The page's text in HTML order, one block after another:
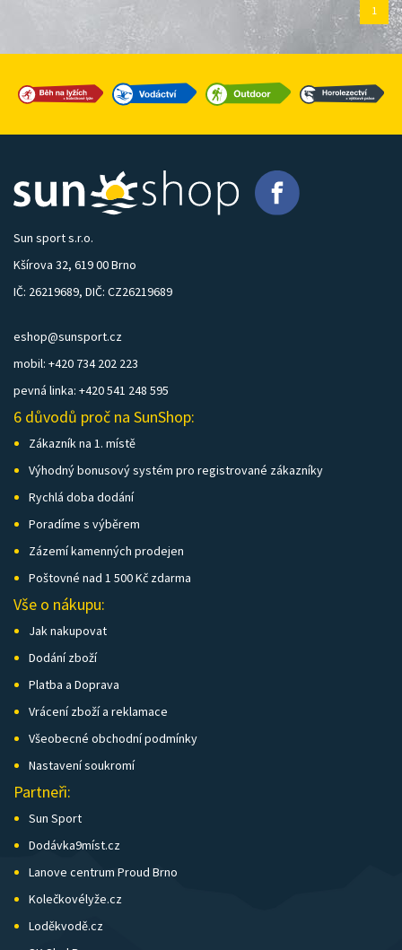
1
Sun sport s.r.o.
Kšírova 32, 619 00 Brno
IČ: 26219689, DIČ: CZ26219689
eshop@sunsport.cz
mobil: +420 734 202 223
pevná linka: +420 541 248 595
6 důvodů proč na SunShop:
Zákazník na 1. místě
Výhodný bonusový systém pro registrované zákazníky
Rychlá doba dodání
Poradíme s výběrem
Zázemí kamenných prodejen
Poštovné nad 1 500 Kč zdarma
Vše o nákupu:
Jak nakupovat
Dodání zboží
Platba a Doprava
Vrácení zboží a reklamace
Všeobecné obchodní podmínky
Nastavení soukromí
Partneři:
Sun Sport
Dodávka9míst.cz
Lanove centrum Proud Brno
Kolečkovélyže.cz
Loděkvodě.cz